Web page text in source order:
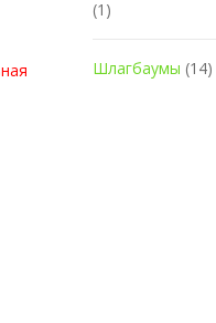
(1)
Шлагбаумы (14)